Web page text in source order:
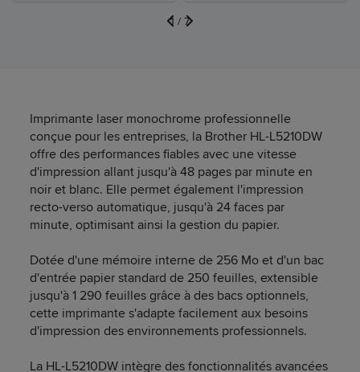
1 / 7
Imprimante laser monochrome professionnelle
conçue pour les entreprises, la Brother HL-L5210DW
offre des performances fiables avec une vitesse
d'impression allant jusqu'à 48 pages par minute en
noir et blanc. Elle permet également l'impression
recto-verso automatique, jusqu'à 24 faces par
minute, optimisant ainsi la gestion du papier.
Dotée d'une mémoire interne de 256 Mo et d'un bac
d'entrée papier standard de 250 feuilles, extensible
jusqu'à 1 290 feuilles grâce à des bacs optionnels,
cette imprimante s'adapte facilement aux besoins
d'impression des environnements professionnels.
La HL-L5210DW intègre des fonctionnalités avancées